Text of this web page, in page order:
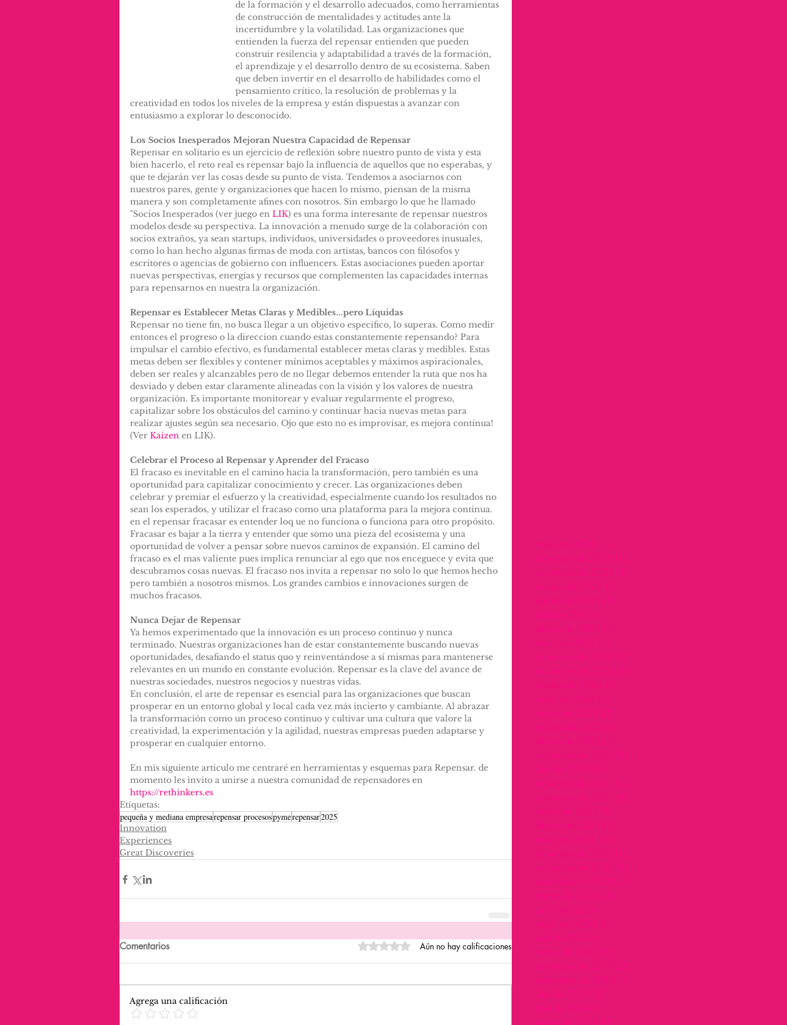
de la formación y el desarrollo adecuados, como herramientas
de construcción de mentalidades y actitudes ante la
incertidumbre y la volatilidad. Las organizaciones que
entienden la fuerza del repensar entienden que pueden
construir resilencia y adaptabilidad a través de la formación,
el aprendizaje y el desarrollo dentro de su ecosistema. Saben
que deben invertir en el desarrollo de habilidades como el
pensamiento crítico, la resolución de problemas y la
creatividad en todos los niveles de la empresa y están dispuestas a avanzar con
entusiasmo a explorar lo desconocido.
Los Socios Inesperados Mejoran Nuestra Capacidad de Repensar
Repensar en solitario es un ejercicio de reflexión sobre nuestro punto de vista y esta
bien hacerlo, el reto real es repensar bajo la influencia de aquellos que no esperabas, y
que te dejarán ver las cosas desde su punto de vista. Tendemos a asociarnos con
nuestros pares, gente y organizaciones que hacen lo mismo, piensan de la misma
manera y son completamente afines con nosotros. Sin embargo lo que he llamado
"Socios Inesperados (ver juego en LIK) es una forma interesante de repensar nuestros
modelos desde su perspectiva. La innovación a menudo surge de la colaboración con
socios extraños, ya sean startups, individuos, universidades o proveedores inusuales,
como lo han hecho algunas firmas de moda con artistas, bancos con filósofos y
escritores o agencias de gobierno con influencers. Estas asociaciones pueden aportar
nuevas perspectivas, energías y recursos que complementen las capacidades internas
para repensarnos en nuestra la organización.
Repensar es Establecer Metas Claras y Medibles...pero Líquidas
Repensar no tiene fin, no busca llegar a un objetivo especifico, lo superas. Como medir
entonces el progreso o la direccion cuando estas constantemente repensando? Para
impulsar el cambio efectivo, es fundamental establecer metas claras y medibles. Estas
metas deben ser flexibles y contener mínimos aceptables y máximos aspiracionales,
deben ser reales y alcanzables pero de no llegar debemos entender la ruta que nos ha
desviado y deben estar claramente alineadas con la visión y los valores de nuestra
organización. Es importante monitorear y evaluar regularmente el progreso,
capitalizar sobre los obstáculos del camino y continuar hacia nuevas metas para
realizar ajustes según sea necesario. Ojo que esto no es improvisar, es mejora contínua!
(Ver Kaizen en LIK).
Celebrar el Proceso al Repensar y Aprender del Fracaso
El fracaso es inevitable en el camino hacia la transformación, pero también es una
oportunidad para capitalizar conocimiento y crecer. Las organizaciones deben
celebrar y premiar el esfuerzo y la creatividad, especialmente cuando los resultados no
sean los esperados, y utilizar el fracaso como una plataforma para la mejora continua.
en el repensar fracasar es entender loq ue no funciona o funciona para otro propósito.
Fracasar es bajar a la tierra y entender que somo una pieza del ecosistema y una
oportunidad de volver a pensar sobre nuevos caminos de expansión. El camino del
fracaso es el mas valiente pues implica renunciar al ego que nos enceguece y evita que
descubramos cosas nuevas. El fracaso nos invita a repensar no solo lo que hemos hecho
pero también a nosotros mismos. Los grandes cambios e innovaciones surgen de
muchos fracasos.
Nunca Dejar de Repensar
Ya hemos experimentado que la innovación es un proceso continuo y nunca
terminado. Nuestras organizaciones han de estar constantemente buscando nuevas
oportunidades, desafiando el status quo y reinventándose a sí mismas para mantenerse
relevantes en un mundo en constante evolución. Repensar es la clave del avance de
nuestras sociedades, nuestros negocios y nuestras vidas.
En conclusión, el arte de repensar es esencial para las organizaciones que buscan
prosperar en un entorno global y local cada vez más incierto y cambiante. Al abrazar
la transformación como un proceso continuo y cultivar una cultura que valore la
creatividad, la experimentación y la agilidad, nuestras empresas pueden adaptarse y
prosperar en cualquier entorno.
En mis siguiente articulo me centraré en herramientas y esquemas para Repensar. de
momento les invito a unirse a nuestra comunidad de repensadores en
https://rethinkers.es
Etiquetas:
pequeña y mediana empresarepensar procesospymerepensar2025
Innovation
Experiences
Great Discoveries
Comentarios Obtuvo 0 de 5 estrellas.Aún no hay calificaciones
Agrega una calificación
mayo de 2026
diciembre de 2025
noviembre de 2025
octubre de 2025
agosto de 2025
abril de 2025
febrero de 2025
enero de 2025
diciembre de 2024
noviembre de 2024
octubre de 2024
mayo de 2024
marzo de 2024
(2)
octubre de 2023
febrero de 2023
noviembre de 2022
julio de 2022
diciembre de 2021
noviembre de 2021
marzo de 2021
febrero de 2021
enero de 2021
diciembre de 2020
noviembre de 2020
septiembre de 2020
(2)
agosto de 2020
junio de 2020
mayo de 2020
(2)
abril de 2020
marzo de 2020
noviembre de 2019
(2)
septiembre de 2019
julio de 2019
abril de 2019
marzo de 2019